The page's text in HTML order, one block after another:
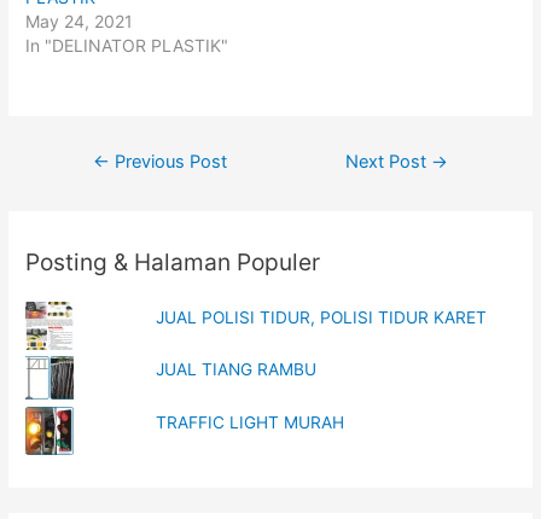
e
r
(
O
o
w
o
k
(
n
n
o
May 24, 2021
In "DELINATOR PLASTIK"
Post
← Previous Post Next Post →
Posting & Halaman Populer
JUAL POLISI TIDUR, POLISI TIDUR KARET
JUAL TIANG RAMBU
TRAFFIC LIGHT MURAH